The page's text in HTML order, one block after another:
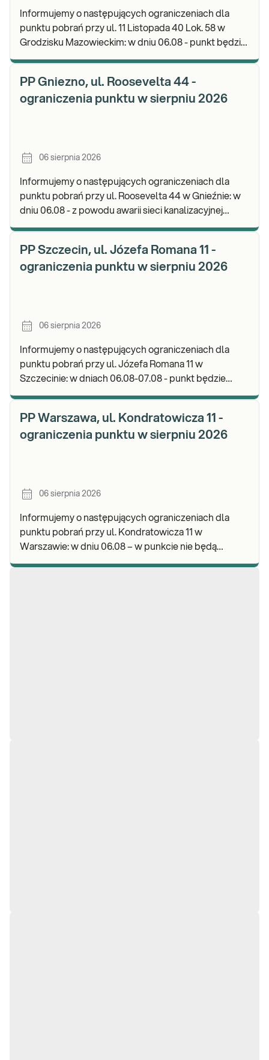
Informujemy o następujących ograniczeniach dla
punktu pobrań przy ul. 11 Listopada 40 Lok. 58 w
Grodzisku Mazowieckim: w dniu 06.08 - punkt będzie
PP Gniezno, ul. Roosevelta 44 -
ograniczenia punktu w sierpniu 2026
06 sierpnia 2026
Informujemy o następujących ograniczeniach dla
punktu pobrań przy ul. Roosevelta 44 w Gnieźnie: w
dniu 06.08 - z powodu awarii sieci kanalizacyjnej
PP Szczecin, ul. Józefa Romana 11 -
ograniczenia punktu w sierpniu 2026
06 sierpnia 2026
Informujemy o następujących ograniczeniach dla
punktu pobrań przy ul. Józefa Romana 11 w
Szczecinie: w dniach 06.08-07.08 - punkt będzie
PP Warszawa, ul. Kondratowicza 11 -
ograniczenia punktu w sierpniu 2026
06 sierpnia 2026
Informujemy o następujących ograniczeniach dla
punktu pobrań przy ul. Kondratowicza 11 w
Warszawie: w dniu 06.08 – w punkcie nie będą